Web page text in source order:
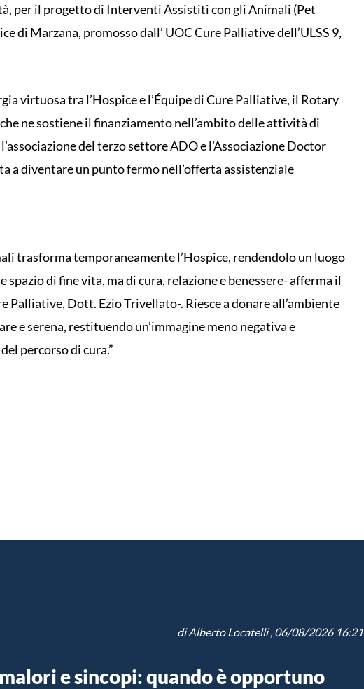
per il progetto di Interventi Assistiti con gli Animali (Pet
di Marzana, promosso dall’ UOC Cure Palliative dell’ULSS 9,
virtuosa tra l’Hospice e l’Équipe di Cure Palliative, il Rotary
ne sostiene il finanziamento nell’ambito delle attività di
del terzo settore ADO e l’Associazione Doctor
a diventare un punto fermo nell’offerta assistenziale
trasforma temporaneamente l’Hospice, rendendolo un luogo
spazio di fine vita, ma di cura, relazione e benessere- afferma il
Palliative, Dott. Ezio Trivellato-. Riesce a donare all’ambiente
e serena, restituendo un’immagine meno negativa e
percorso di cura.”
diAlberto Locatelli , 06/08/2026 16:21
e sincopi: quando è opportuno